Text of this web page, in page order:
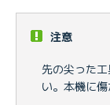
注意
先の尖った
い。本機に傷